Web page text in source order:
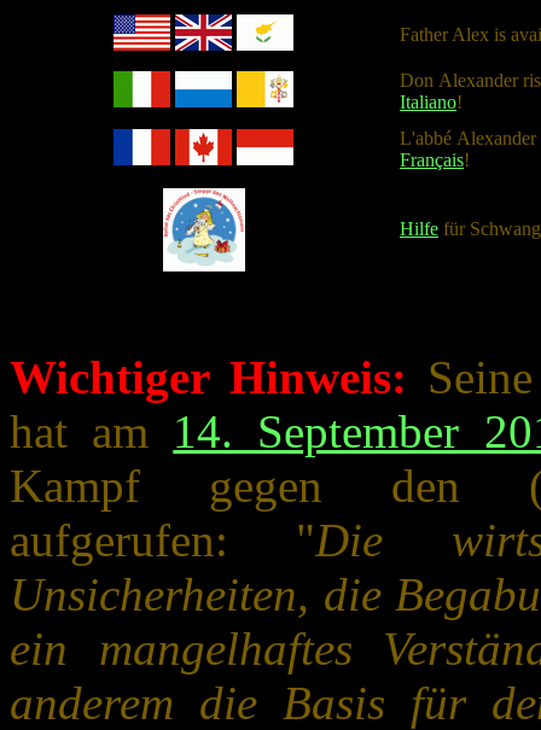
Father Alex is
Don Alexander
Italiano!
L'abbé Alexander
Français!
Hilfe für
Wichtiger Hinweis:
hat am 14. September
Kampf gegen den
aufgerufen: "Die
Unsicherheiten, die
ein mangelhaftes
anderem die Basis für